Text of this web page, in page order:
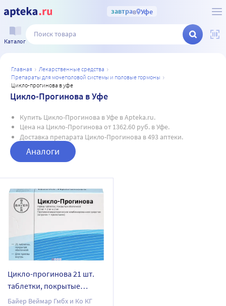
завтрав Уфе
Каталог
главная
лекарственные средства
препараты для мочеполовой системы и половые гормоны
цикло-прогинова в уфе
Цикло-Прогинова в Уфе
Купить Цикло-Прогинова в Уфе в Apteka.ru.
Цена на Цикло-Прогинова от 1362.60 руб. в Уфе.
Доставка препарата Цикло-Прогинова в 493 аптеки.
Аналоги
Цикло-прогинова 21 шт.
таблетки, покрытые
оболочкой
Байер Веймар Гмбх и Ко КГ